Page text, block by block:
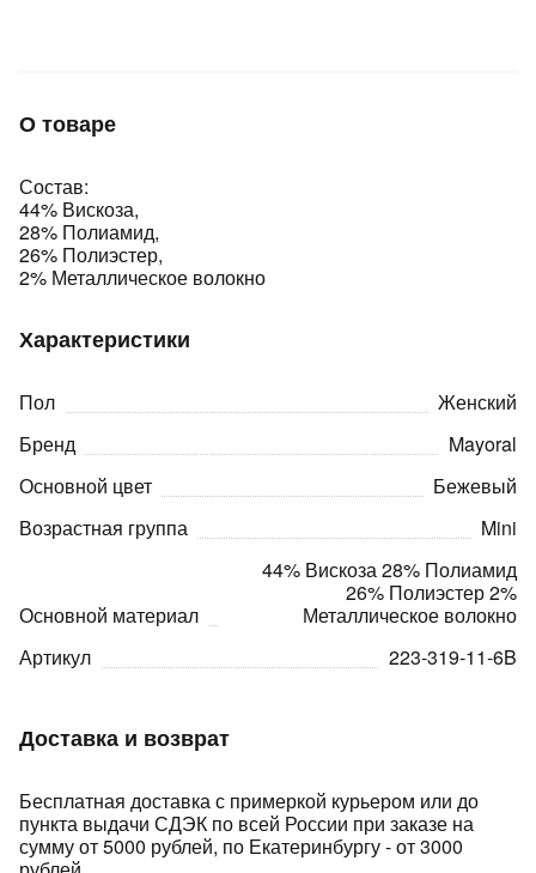
Доставка и возврат
Бесплатная доставка с примеркой курьером или до
пункта выдачи СДЭК по всей России при заказе на
сумму от 5000 рублей, по Екатеринбургу - от 3000
О товаре
Состав:
44% Вискоза,
28% Полиамид,
26% Полиэстер,
2% Металлическое волокно
Характеристики
Пол
Женский
Бренд
Mayoral
Основной цвет
Бежевый
Возрастная группа
Mini
Основной материал
44% Вискоза 28% Полиамид
26% Полиэстер 2%
Металлическое волокно
Артикул
223-319-11-6B
недели